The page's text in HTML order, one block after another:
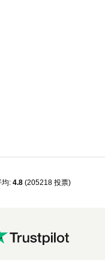
均: 4.8 (205218 投票)